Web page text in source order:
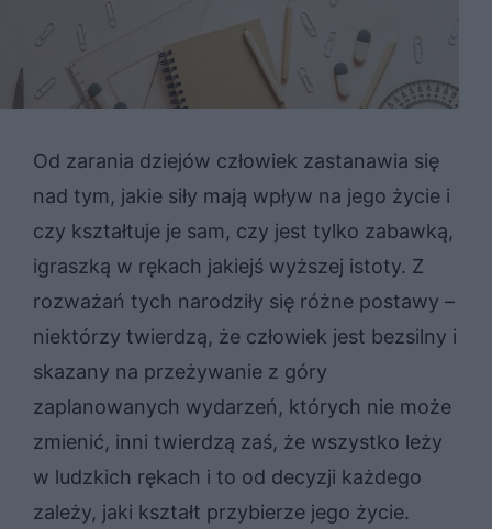
Od zarania dziejów człowiek zastanawia się
nad tym, jakie siły mają wpływ na jego życie i
czy kształtuje je sam, czy jest tylko zabawką,
igraszką w rękach jakiejś wyższej istoty. Z
rozważań tych narodziły się różne postawy –
niektórzy twierdzą, że człowiek jest bezsilny i
skazany na przeżywanie z góry
zaplanowanych wydarzeń, których nie może
zmienić, inni twierdzą zaś, że wszystko leży
w ludzkich rękach i to od decyzji każdego
zależy, jaki kształt przybierze jego życie.